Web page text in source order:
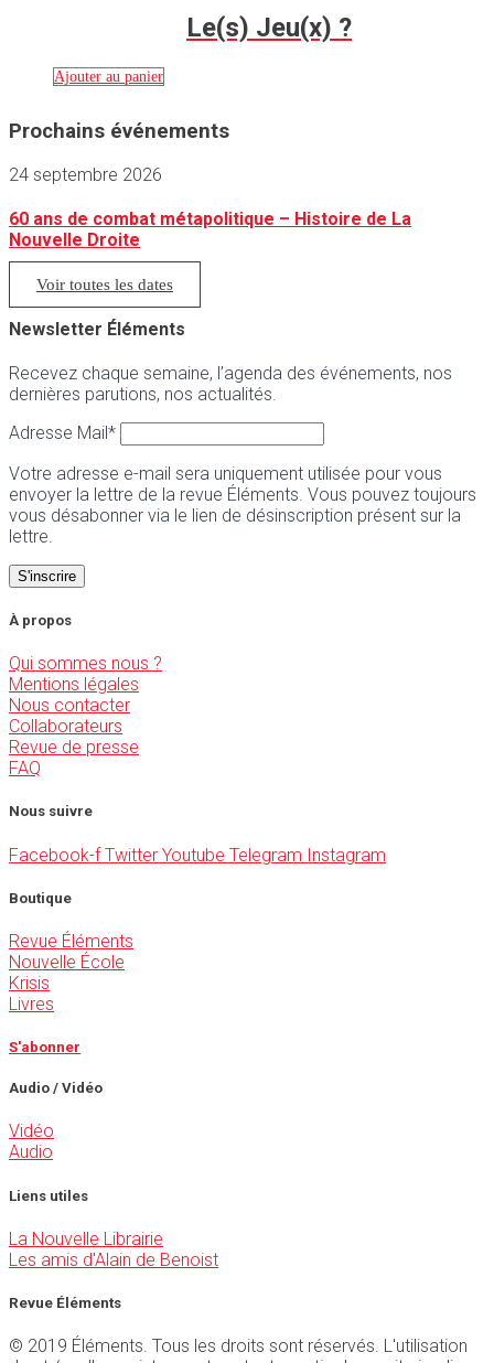
Le(s) Jeu(x) ?
Ajouter au panier
Prochains événements
24 septembre 2026
60 ans de combat métapolitique – Histoire de La
Nouvelle Droite
Voir toutes les dates
Newsletter Éléments
Recevez chaque semaine, l’agenda des événements, nos
dernières parutions, nos actualités.
Adresse Mail*
Votre adresse e-mail sera uniquement utilisée pour vous
envoyer la lettre de la revue Éléments. Vous pouvez toujours
vous désabonner via le lien de désinscription présent sur la
lettre.
À propos
Qui sommes nous ?
Mentions légales
Nous contacter
Collaborateurs
Revue de presse
FAQ
Nous suivre
Facebook-f Twitter Youtube Telegram Instagram
Boutique
Revue Éléments
Nouvelle École
Krisis
Livres
S'abonner
Audio / Vidéo
Vidéo
Audio
Liens utiles
La Nouvelle Librairie
Les amis d'Alain de Benoist
Revue Éléments
© 2019 Éléments. Tous les droits sont réservés. L'utilisation